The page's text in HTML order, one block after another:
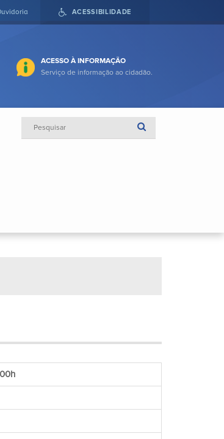
ACESSIBILIDADE
ACESSO À INFORMAÇÃO
Serviço de informação ao cidadão.